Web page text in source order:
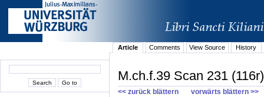
Article
Comments View Source History
M.ch.f.39 Scan 231 (116r)
<< zurück blättern vorwärts blättern >>